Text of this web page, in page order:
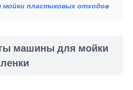
пластиковых отходов
машины для мойки